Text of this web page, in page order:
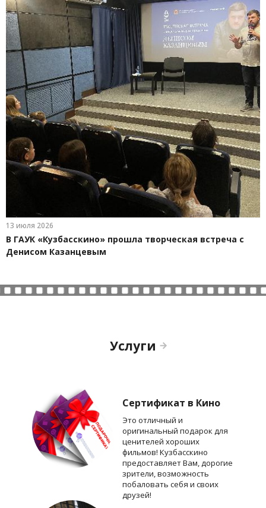
13 июля 2026
В ГАУК «Кузбасскино» прошла творческая встреча с
Денисом Казанцевым
Услуги
Сертификат в Кино
Это отличный и
оригинальный подарок для
ценителей хороших
фильмов! Кузбасскино
предоставляет Вам, дорогие
зрители, возможность
побаловать себя и своих
друзей!